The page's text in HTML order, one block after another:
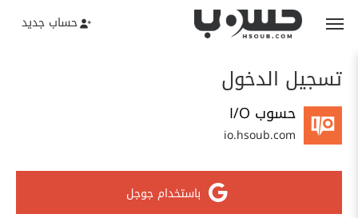
حساب جديد
تسجيل الدخول
حسوب I/O
io.hsoub.com
باستخدام جوجل